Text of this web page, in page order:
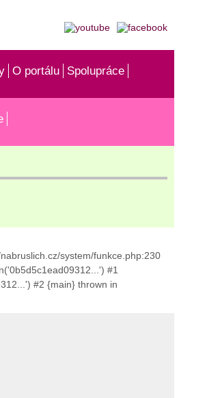
O portálu Spolupráce
system/funkce.php:230
#1
#2 {main} thrown in